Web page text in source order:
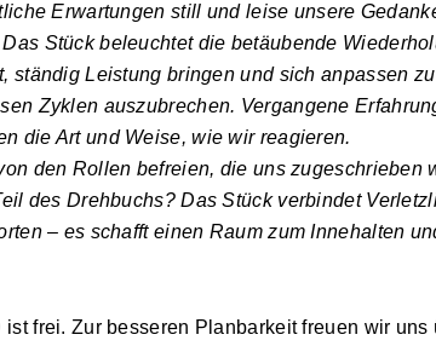
Erwartungen still und leise unsere
Stück beleuchtet die betäubende
ständig Leistung bringen und sich anpassen
Zyklen auszubrechen. Vergangene
die Art und Weise, wie wir reagieren.
den Rollen befreien, die uns zugeschrieben
des Drehbuchs? Das Stück verbindet
– es schafft einen Raum zum Innehalten
frei. Zur besseren Planbarkeit freuen wir uns